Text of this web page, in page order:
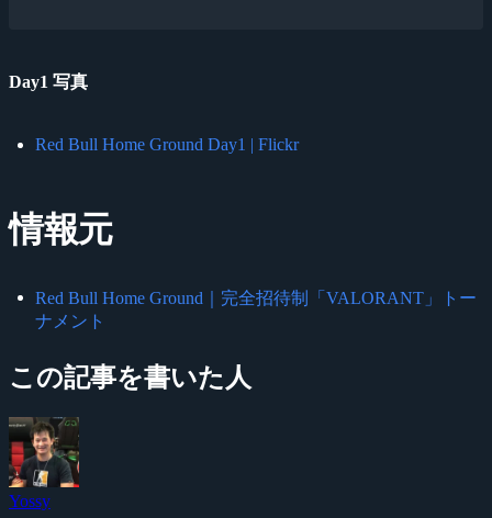
Day1 写真
Red Bull Home Ground Day1 | Flickr
情報元
Red Bull Home Ground｜完全招待制「VALORANT」トー
ナメント
この記事を書いた人
Yossy